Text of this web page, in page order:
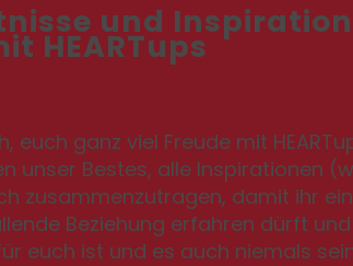
und
HEARTups
euch ganz viel Freude mit
unser Bestes, alle Inspirationen
zusammenzutragen, damit ihr
Beziehung erfahren dürft
euch ist und es auch niemals